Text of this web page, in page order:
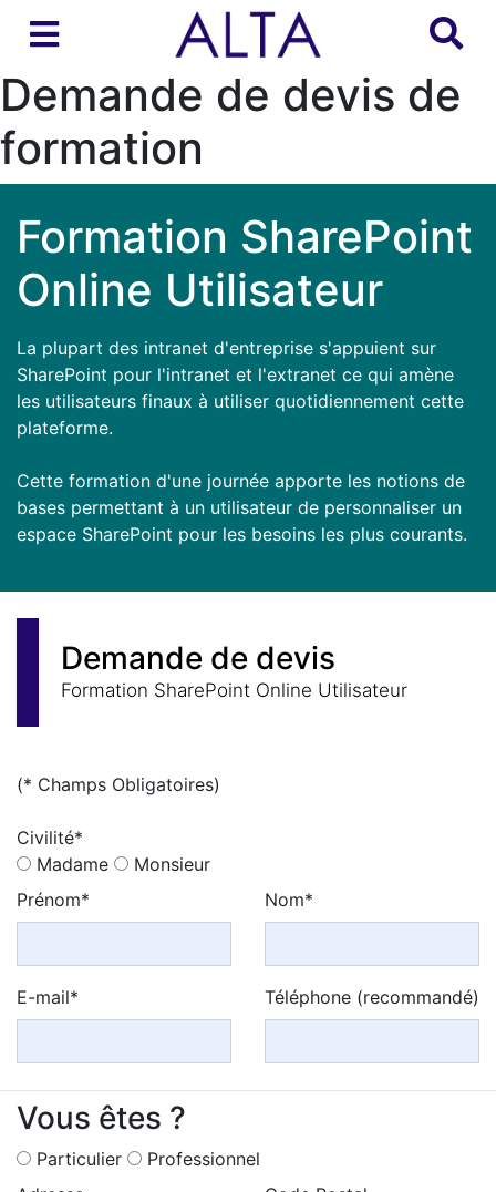
Demande de devis de
formation
Formation SharePoint
Online Utilisateur
La plupart des intranet d'entreprise s'appuient sur
SharePoint pour l'intranet et l'extranet ce qui amène
les utilisateurs finaux à utiliser quotidiennement cette
plateforme.
Cette formation d'une journée apporte les notions de
bases permettant à un utilisateur de personnaliser un
espace SharePoint pour les besoins les plus courants.
Demande de devis
Formation SharePoint Online Utilisateur
(* Champs Obligatoires)
Civilité*
Madame
Monsieur
Prénom*
Nom*
E-mail* Téléphone (recommandé)
Vous êtes ?
Particulier
Professionnel